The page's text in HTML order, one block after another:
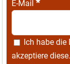
E-Mail *
Ich habe die
akzeptiere diese.